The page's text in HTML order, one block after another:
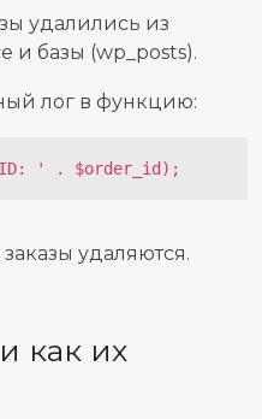
удалились из
и базы (wp_posts).
лог в функцию:
ID: ' . $order_id);
удаляются.
как их